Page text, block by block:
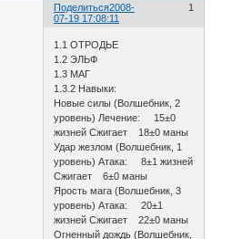
Поделиться 1
2008-
07-19 17:08:11
1.1 ОТРОДЬЕ
1.2 ЭЛЬФ
1.3 МАГ
1.3.2 Навыки:
Новые силы (Волшебник, 2
уровень) Лечение: 15±0
жизней Сжигает 18±0 маны
Удар жезлом (Волшебник, 1
уровень) Атака: 8±1 жизней
Сжигает 6±0 маны
Ярость мага (Волшебник, 3
уровень) Атака: 20±1
жизней Сжигает 22±0 маны
Огненный дождь (Волшебник,